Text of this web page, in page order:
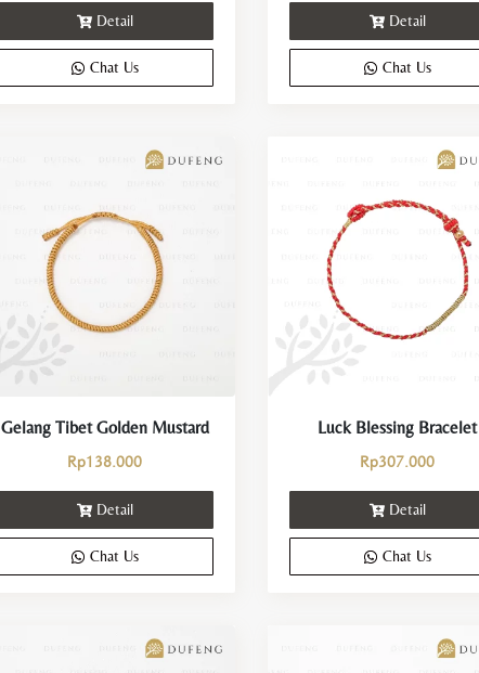
Detail
Chat Us
Detail
Chat Us
Gelang Tibet Golden Mustard
Rp138.000
Detail
Chat Us
Luck Blessing Bracelet
Rp307.000
Detail
Chat Us